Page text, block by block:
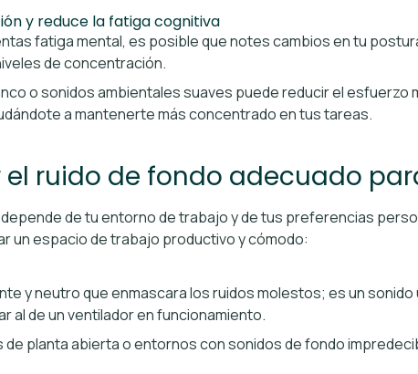
y reduce la fatiga cognitiva
fatiga mental, es posible que notes cambios en tu
de concentración.
o sonidos ambientales suaves puede reducir el esfuerzo
a mantenerte más concentrado en tus tareas.
el ruido de fondo adecuado
de tu entorno de trabajo y de tus preferencias
un espacio de trabajo productivo y cómodo:
y neutro que enmascara los ruidos molestos; es un
al de un ventilador en funcionamiento.
de planta abierta o entornos con sonidos de fondo